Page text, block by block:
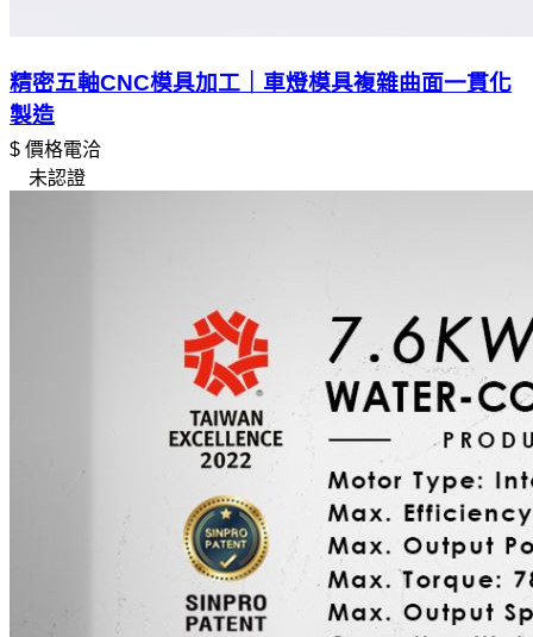
精密五軸CNC模具加工｜車燈模具複雜曲面一貫化
製造
$ 價格電洽
未認證